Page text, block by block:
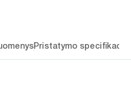
Pristatymo